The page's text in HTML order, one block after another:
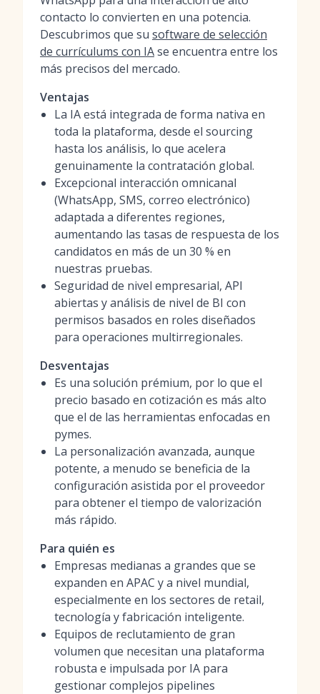
contacto lo convierten en una potencia.
Descubrimos que su software de selección
de currículums con IAse encuentra entre los
más precisos del mercado.
Ventajas
La IA está integrada de forma nativa en
toda la plataforma, desde el sourcing
hasta los análisis, lo que acelera
genuinamente la contratación global.
Excepcional interacción omnicanal
(WhatsApp, SMS, correo electrónico)
adaptada a diferentes regiones,
aumentando las tasas de respuesta de los
candidatos en más de un 30 % en
nuestras pruebas.
Seguridad de nivel empresarial, API
abiertas y análisis de nivel de BI con
permisos basados en roles diseñados
para operaciones multirregionales.
Desventajas
Es una solución prémium, por lo que el
precio basado en cotización es más alto
que el de las herramientas enfocadas en
pymes.
La personalización avanzada, aunque
potente, a menudo se beneficia de la
configuración asistida por el proveedor
para obtener el tiempo de valorización
más rápido.
Para quién es
Empresas medianas a grandes que se
expanden en APAC y a nivel mundial,
especialmente en los sectores de retail,
tecnología y fabricación inteligente.
Equipos de reclutamiento de gran
volumen que necesitan una plataforma
robusta e impulsada por IA para
gestionar complejos pipelines